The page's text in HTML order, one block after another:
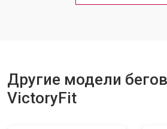
Замена блока питания
Другие модели
VictoryFit